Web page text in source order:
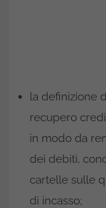
la definizione
recupero
in modo da
dei debiti,
cartelle sulle
di incasso;